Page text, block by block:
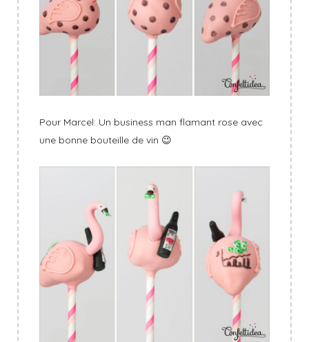
Pour Marcel: Un business man flamant rose avec
une bonne bouteille de vin 😉